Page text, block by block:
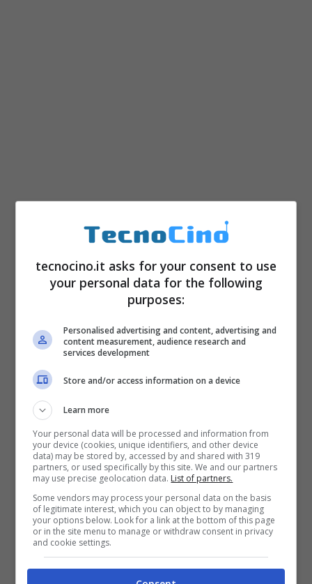
tecnocino.it asks for your consent to use
your personal data for the following
purposes:
Personalised advertising and content, advertising and
content measurement, audience research and
services development
Store and/or access information on a device
Learn more
Your personal data will be processed and information from
your device (cookies, unique identifiers, and other device
data) may be stored by, accessed by and shared with 319
partners, or used specifically by this site. We and our partners
may use precise geolocation data. List of partners.
Some vendors may process your personal data on the basis
of legitimate interest, which you can object to by managing
your options below. Look for a link at the bottom of this page
or in the site menu to manage or withdraw consent in privacy
and cookie settings.